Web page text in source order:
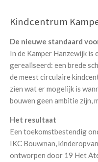
Kindcentrum
De nieuwe standaard
In de Kamper Hanzewijk
gerealiseerd: een brede
de meest circulaire
zien wat er mogelijk is
bouwen geen ambitie zijn,
Het resultaat
Een toekomstbestendig
IKC Bouwman,
ontworpen door 19 Het